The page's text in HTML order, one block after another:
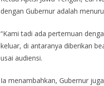
dengan Gubernur adalah
“Kami tadi ada pertemuan
keluar, di antaranya diberikan
usai audiensi.
Ia menambahkan, Gubernur